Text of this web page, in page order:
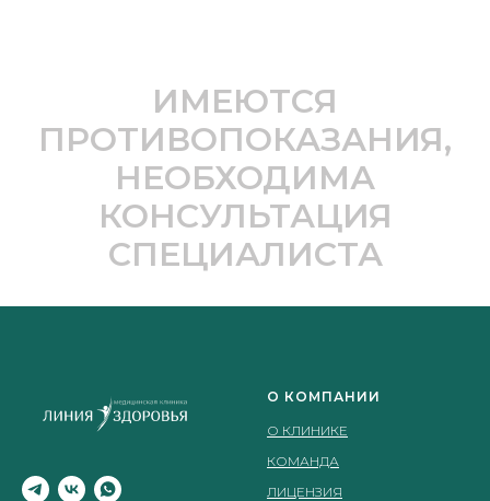
ИМЕЮТСЯ
ПРОТИВОПОКАЗАНИЯ,
НЕОБХОДИМА
КОНСУЛЬТАЦИЯ
СПЕЦИАЛИСТА
О КОМПАНИИ
О КЛИНИКЕ
КОМАНДА
ЛИЦЕНЗИЯ